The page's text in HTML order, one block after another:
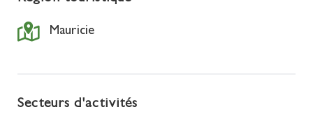
Mauricie
Secteurs d'activités